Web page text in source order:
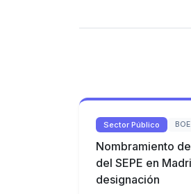
Sector Público BOE
Nombramiento
del SEPE en
designación